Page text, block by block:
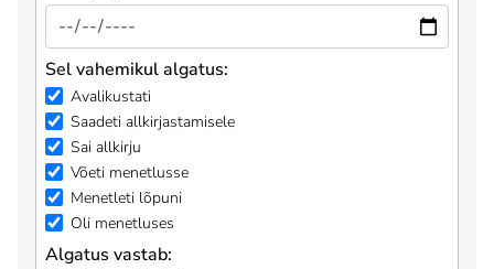
Sel vahemikul algatus:
Avalikustati
Saadeti allkirjastamisele
Sai allkirju
Võeti menetlusse
Menetleti lõpuni
Oli menetluses
Algatus vastab: